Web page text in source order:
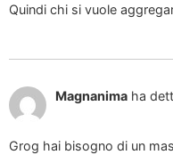
Quindi chi si vuole
Magnanima ha
Grog hai bisogno di un